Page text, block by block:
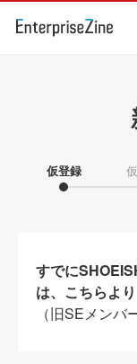
仮登録
すでに
は、こちらより
（旧SEメンバ